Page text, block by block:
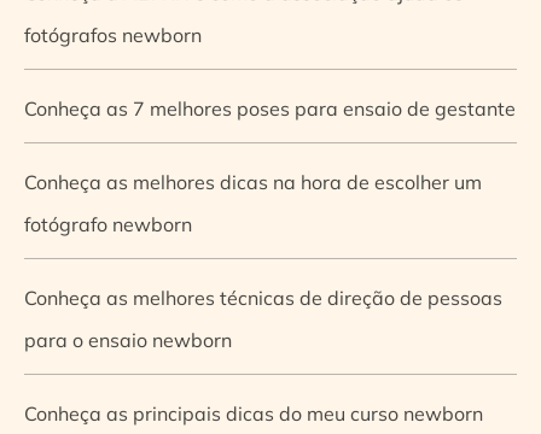
fotógrafos newborn
Conheça as 7 melhores poses para ensaio de gestante
Conheça as melhores dicas na hora de escolher um
fotógrafo newborn
Conheça as melhores técnicas de direção de pessoas
para o ensaio newborn
Conheça as principais dicas do meu curso newborn